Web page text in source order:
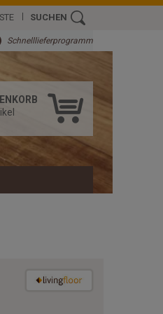
SUCHEN
Schnelllieferprogramm